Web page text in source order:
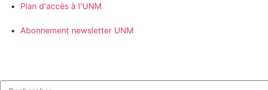
Plan d'accès à l'UNM
Abonnement newsletter UNM